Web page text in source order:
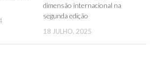
dimensão internacional na
segunda edição
18 JULHO, 2025